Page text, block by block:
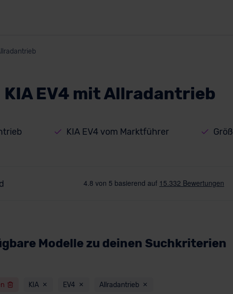
KIA EV4 mit Allradantrieb
KIA EV4 vom Marktführer
Modelle zu deinen Suchkriterien
KIA EV4 Allradantrieb